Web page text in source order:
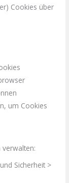
Cookies über
um Cookies
Sicherheit >